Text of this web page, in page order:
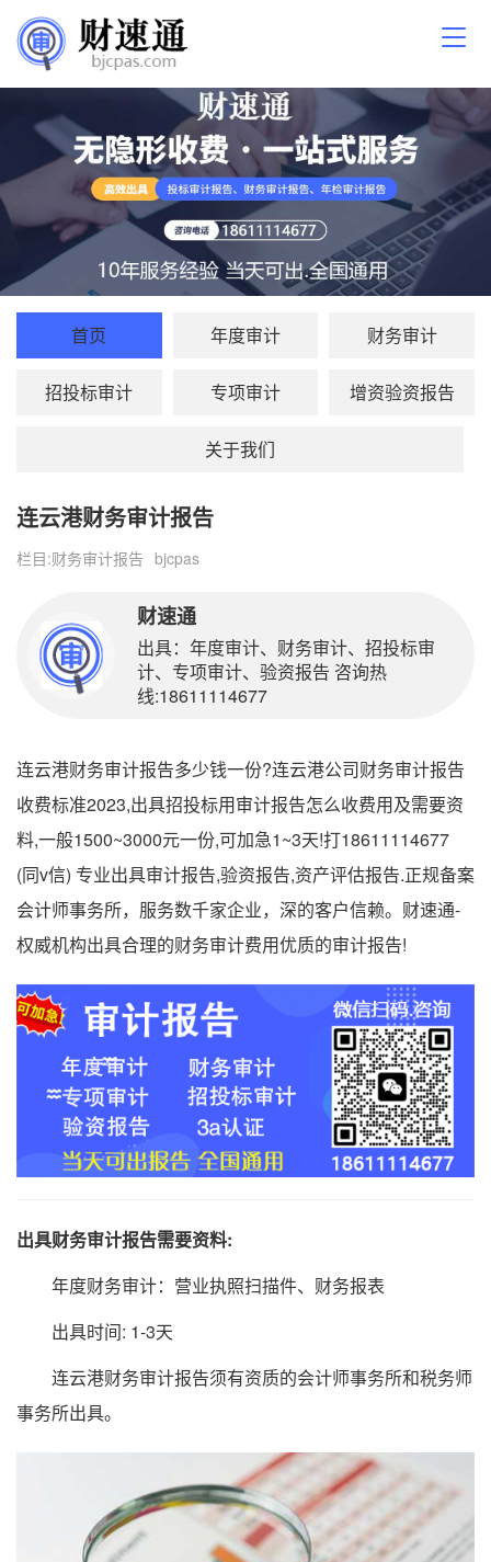
首页 年度审计 财务审计
招投标审计 专项审计 增资验资报告
关于我们
连云港财务审计报告
栏目:财务审计报告 bjcpas
财速通
出具：年度审计、财务审计、招投标审
计、专项审计、验资报告 咨询热
线:18611114677
连云港财务审计报告多少钱一份?连云港公司财务审计报告
收费标准2023,出具招投标用审计报告怎么收费用及需要资
料,一般1500~3000元一份,可加急1~3天!打18611114677
(同v信) 专业出具审计报告,验资报告,资产评估报告.正规备案
会计师事务所，服务数千家企业，深的客户信赖。财速通-
权威机构出具合理的财务审计费用优质的审计报告!
出具财务审计报告需要资料:
年度财务审计：营业执照扫描件、财务报表
出具时间: 1-3天
连云港财务审计报告须有资质的会计师事务所和税务师
事务所出具。